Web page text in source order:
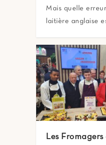
Mais quelle
laitière anglaise
Les